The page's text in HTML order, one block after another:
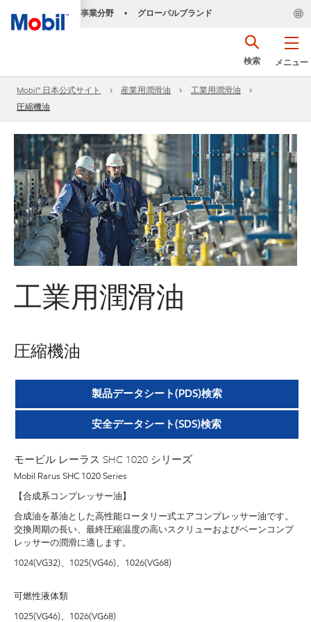
事業分野 • グローバルブランド
メニュー
検索
Mobil™ 日本公式サイト 産業用潤滑油
工業用潤滑油
圧縮機油
工業用潤滑油
圧縮機油
製品データシート(PDS)検索
安全データシート(SDS)検索
モービル レーラス SHC 1020 シリーズ
Mobil Rarus SHC 1020 Series
【合成系コンプレッサー油】
合成油を基油とした高性能ロータリー式エアコンプレッサー油です。
交換周期の長い、最終圧縮温度の高いスクリューおよびベーンコンプ
レッサーの潤滑に適します。
1024(VG32)、1025(VG46)、1026(VG68)
可燃性液体類
1025(VG46)、1026(VG68)